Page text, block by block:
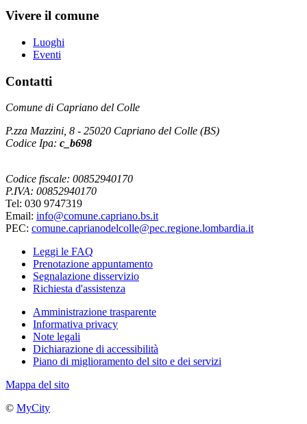
Vivere il comune
Luoghi
Eventi
Contatti
Comune di Capriano del Colle
P.zza Mazzini, 8 - 25020 Capriano del Colle (BS)
Codice Ipa: c_b698
Codice fiscale: 00852940170
P.IVA: 00852940170
Tel: 030 9747319
Email: info@comune.capriano.bs.it
PEC: comune.caprianodelcolle@pec.regione.lombardia.it
Leggi le FAQ
Prenotazione appuntamento
Segnalazione disservizio
Richiesta d'assistenza
Amministrazione trasparente
Informativa privacy
Note legali
Dichiarazione di accessibilità
Piano di miglioramento del sito e dei servizi
Mappa del sito
© MyCity